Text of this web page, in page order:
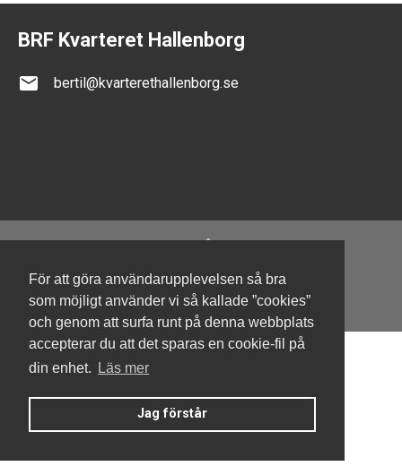
För att göra användarupplevelsen så bra
som möjligt använder vi så kallade ”cookies”
och genom att surfa runt på denna webbplats
accepterar du att det sparas en cookie-fil på
din enhet.
Läs mer
Jag förstår
BRF Kvarteret Hallenborg
email bertil@kvarterethallenborg.se
Denna hemsida är byggd med Smart Brf ®